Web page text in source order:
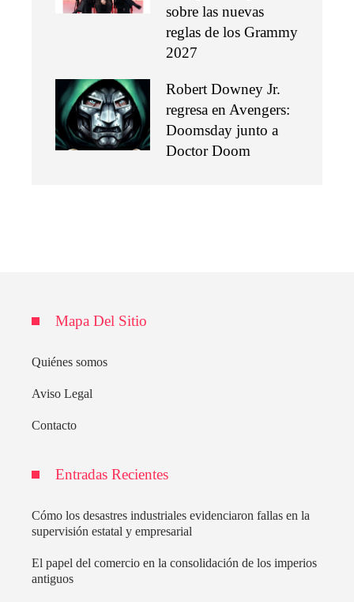
sobre las nuevas
reglas de los Grammy
2027
Robert Downey Jr.
regresa en Avengers:
Doomsday junto a
Doctor Doom
Mapa Del Sitio
Quiénes somos
Aviso Legal
Contacto
Entradas Recientes
Cómo los desastres industriales evidenciaron fallas en la
supervisión estatal y empresarial
El papel del comercio en la consolidación de los imperios
antiguos